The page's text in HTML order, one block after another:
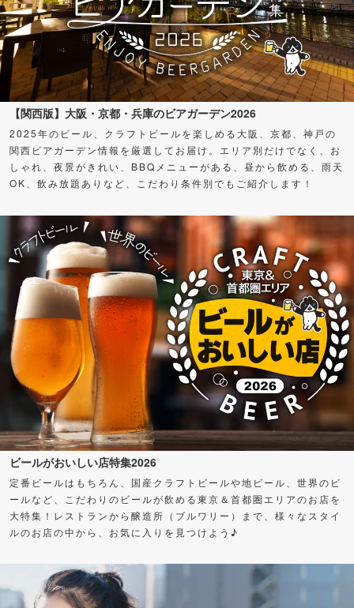
【関西版】大阪・京都・兵庫のビアガーデン2026
2025年のビール、クラフトビールを楽しめる大阪、京都、神戸の
関西ビアガーデン情報を厳選してお届け。エリア別だけでなく、お
しゃれ、夜景がきれい、BBQメニューがある、昼から飲める、雨天
OK、飲み放題ありなど、こだわり条件別でもご紹介します！
ビールがおいしい店特集2026
定番ビールはもちろん、国産クラフトビールや地ビール、世界のビ
ールなど、こだわりのビールが飲める東京＆首都圏エリアのお店を
大特集！レストランから醸造所（ブルワリー）まで、様々なスタイ
ルのお店の中から、お気に入りを見つけよう♪